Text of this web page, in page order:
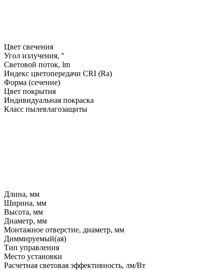
Цвет свечения
Угол излучения, °
Световой поток, lm
Индекс цветопередачи CRI (Ra)
Форма (сечение)
Цвет покрытия
Индивидуальная покраска
Класс пылевлагозащиты
Длина, мм
Ширина, мм
Высота, мм
Диаметр, мм
Монтажное отверстие, диаметр, мм
Диммируемый(ая)
Тип управления
Место установки
Расчетная световая эффективность, лм/Вт